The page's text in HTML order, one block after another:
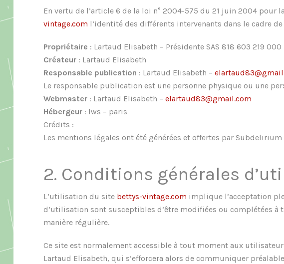
En vertu de l’article 6 de la loi n° 2004-575 du 21 juin 2004
vintage.com l’identité des différents intervenants dans le cadre
Propriétaire : Lartaud Elisabeth – Présidente SAS 818 603 219
Créateur : Lartaud Elisabeth
Responsable publication : Lartaud Elisabeth –
Le responsable publication est une personne physique ou une
Webmaster : Lartaud Elisabeth – elartaud83@gmail.com
Hébergeur : lws – paris
Crédits :
Les mentions légales ont été générées et offertes par Subdelirium
2. Conditions générales
L’utilisation du site bettys-vintage.com implique l’acceptation
d’utilisation sont susceptibles d’être modifiées ou complétées
manière régulière.
Ce site est normalement accessible à tout moment aux
Lartaud Elisabeth, qui s’efforcera alors de communiquer